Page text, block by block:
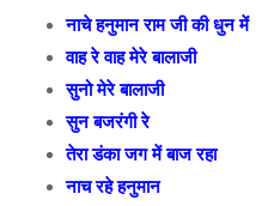
नाचे हनुमान राम जी की धुन में
वाह रे वाह मेरे बालाजी
सुनो मेरे बालाजी
सुन बजरंगी रे
तेरा डंका जग में बाज रहा
नाच रहे हनुमान